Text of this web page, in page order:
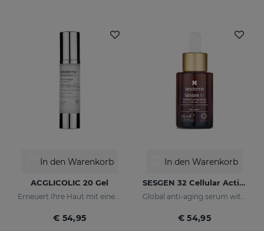
In den Warenkorb
ACGLICOLIC 20 Gel
€ 54,95
In den Warenkorb
SESGEN 32 Cellular Activating Serum
€ 54,95